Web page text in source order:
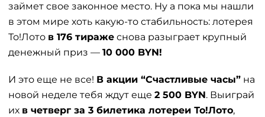
займет свое законное место. Ну а пока мы нашли
в этом мире хоть какую-то стабильность: лотерея
То!Лото в 176 тираже снова разыграет крупный
денежный приз — 10 000 BYN!
И это еще не все! В акции “Счастливые часы” на
новой неделе тебя ждут еще 2 500 BYN. Выиграй
их в четверг за 3 билетика лотереи То!Лото,